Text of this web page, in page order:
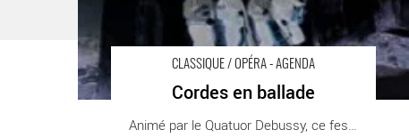
CLASSIQUE / OPÉRA - AGENDA
Cordes en ballade
Animé par le Quatuor Debussy, ce festival [...]